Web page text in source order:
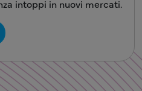
intoppi in nuovi mercati.